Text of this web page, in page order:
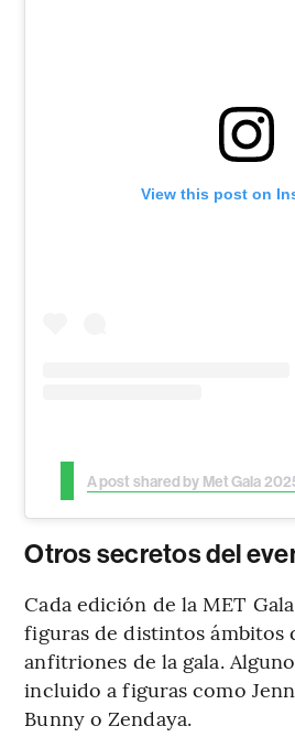
View this post on
A post shared by Met Gala
Otros secretos del
Cada edición de la MET
figuras de distintos ámbitos
anfitriones de la gala.
incluido a figuras como
Bunny o Zendaya.